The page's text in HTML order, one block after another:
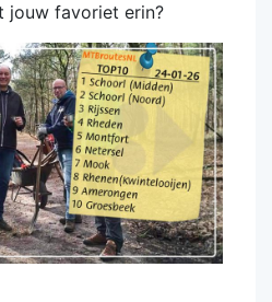
jouw favoriet erin?